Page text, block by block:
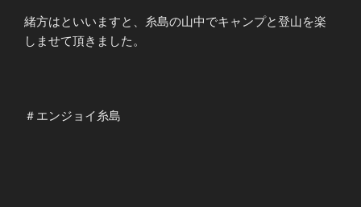
緒方はといいますと、糸島の山中でキャンプと登山を楽
しませて頂きました。
＃エンジョイ糸島